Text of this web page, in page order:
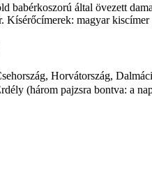
babérkoszorú által övezett
magyar
Horvátország,
(három pajzsra bontva: a